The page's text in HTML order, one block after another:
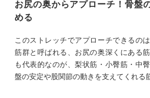
お尻の奥からアプローチ！骨盤
める
このストレッチでアプローチできるの
筋群と呼ばれる、お尻の奥深くにある
も代表的なのが、梨状筋・小臀筋・中
盤の安定や股関節の動きを支えてくれる